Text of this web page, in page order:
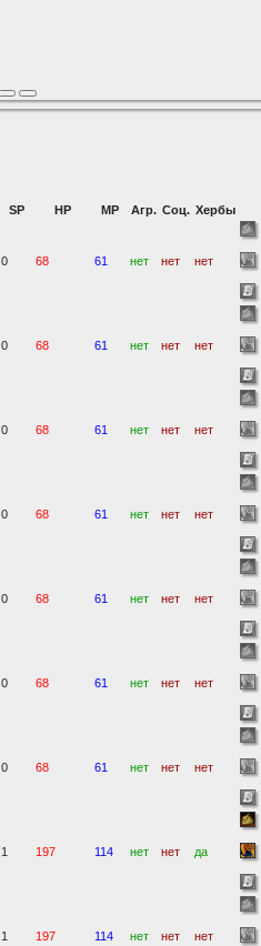
SP HP MP Агр. Соц. Хербы
0 68 61 нет нет нет
0 68 61 нет нет нет
0 68 61 нет нет нет
0 68 61 нет нет нет
0 68 61 нет нет нет
0 68 61 нет нет нет
0 68 61 нет нет нет
1 197 114 нет нет да
1 197 114 нет нет нет